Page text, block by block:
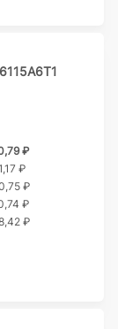
₽
₽
₽
₽
₽